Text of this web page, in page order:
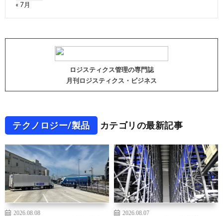
« 7月
ロジスティクス管理の専門誌
月刊ロジスティクス・ビジネス
テクノロジー/製品 カテゴリの最新記事
2026.08.08
2026.08.07